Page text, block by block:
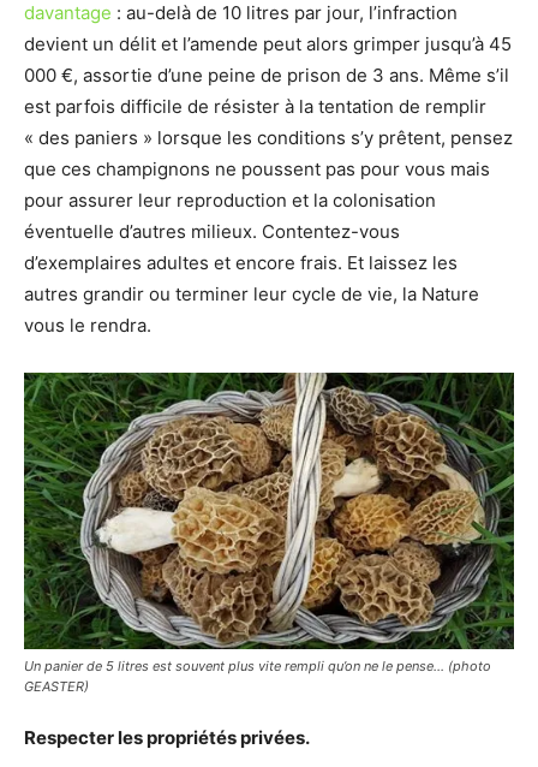
davantage : au-delà de 10 litres par jour, l’infraction
devient un délit et l’amende peut alors grimper jusqu’à 45
000 €, assortie d’une peine de prison de 3 ans. Même s’il
est parfois difficile de résister à la tentation de remplir
« des paniers » lorsque les conditions s’y prêtent, pensez
que ces champignons ne poussent pas pour vous mais
pour assurer leur reproduction et la colonisation
éventuelle d’autres milieux. Contentez-vous
d’exemplaires adultes et encore frais. Et laissez les
autres grandir ou terminer leur cycle de vie, la Nature
vous le rendra.
Un panier de 5 litres est souvent plus vite rempli qu’on ne le pense… (photo
GEASTER)
Respecter les propriétés privées.